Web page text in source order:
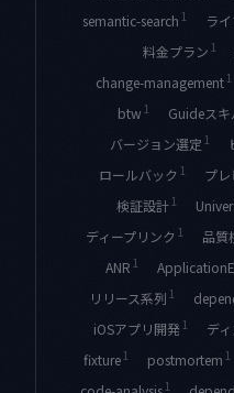
semantic-search 1 ラ
料金プラン 1
change-management 1
btw 1 Guideスキ
バージョン選定 1
ロールバック 1 プ
検証設計 1
ディープリンク 1 品質
ANR 1
リリース系列 1
iOSアプリ開発 1 デ
fixture 1 postmortem 1
1